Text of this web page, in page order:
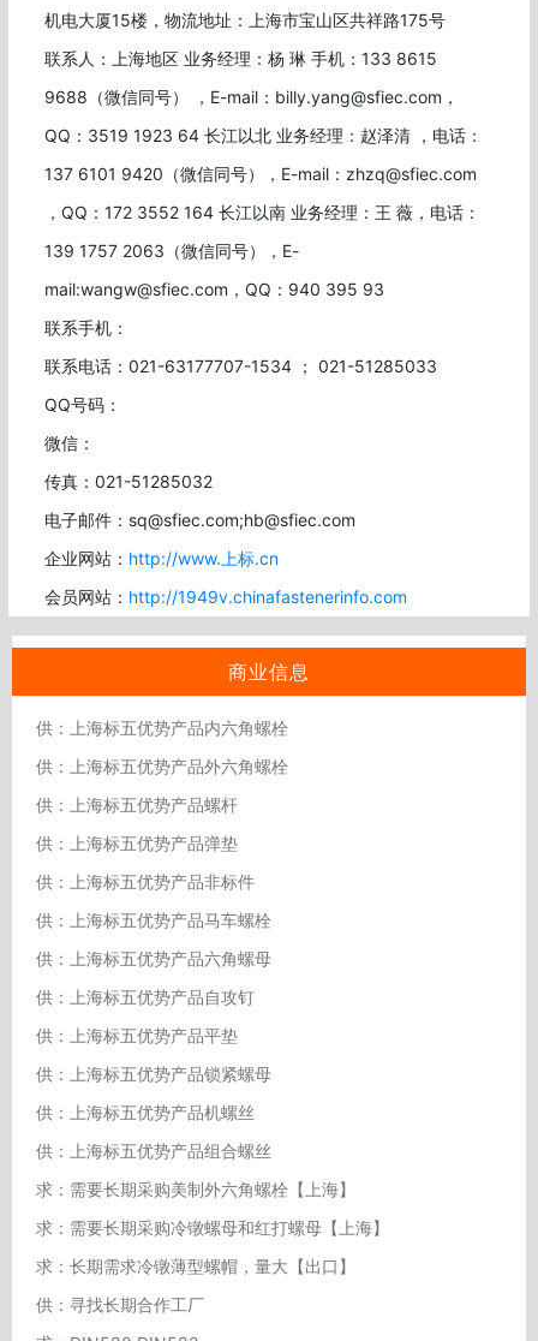
机电大厦15楼，物流地址：上海市宝山区共祥路175号
联系人：上海地区 业务经理：杨 琳 手机：133 8615
9688（微信同号） ，E-mail：billy.yang@sfiec.com，
QQ：3519 1923 64 长江以北 业务经理：赵泽清 ，电话：
137 6101 9420（微信同号），E-mail：zhzq@sfiec.com
，QQ：172 3552 164 长江以南 业务经理：王 薇，电话：
139 1757 2063（微信同号），E-
mail:wangw@sfiec.com，QQ：940 395 93
联系手机：
联系电话：021-63177707-1534 ； 021-51285033
QQ号码：
微信：
传真：021-51285032
电子邮件：sq@sfiec.com;hb@sfiec.com
企业网站： http://www.上标.cn
会员网站： http://1949v.chinafastenerinfo.com
商业信息
供：上海标五优势产品内六角螺栓
供：上海标五优势产品外六角螺栓
供：上海标五优势产品螺杆
供：上海标五优势产品弹垫
供：上海标五优势产品非标件
供：上海标五优势产品马车螺栓
供：上海标五优势产品六角螺母
供：上海标五优势产品自攻钉
供：上海标五优势产品平垫
供：上海标五优势产品锁紧螺母
供：上海标五优势产品机螺丝
供：上海标五优势产品组合螺丝
求：需要长期采购美制外六角螺栓【上海】
求：需要长期采购冷镦螺母和红打螺母【上海】
求：长期需求冷镦薄型螺帽，量大【出口】
供：寻找长期合作工厂